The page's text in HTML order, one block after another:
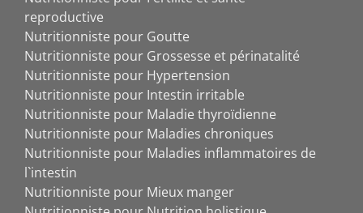
reproductive
Nutritionniste pour Goutte
Nutritionniste pour Grossesse et périnatalité
Nutritionniste pour Hypertension
Nutritionniste pour Intestin irritable
Nutritionniste pour Maladie thyroïdienne
Nutritionniste pour Maladies chroniques
Nutritionniste pour Maladies inflammatoires de
l`intestin
Nutritionniste pour Mieux manger